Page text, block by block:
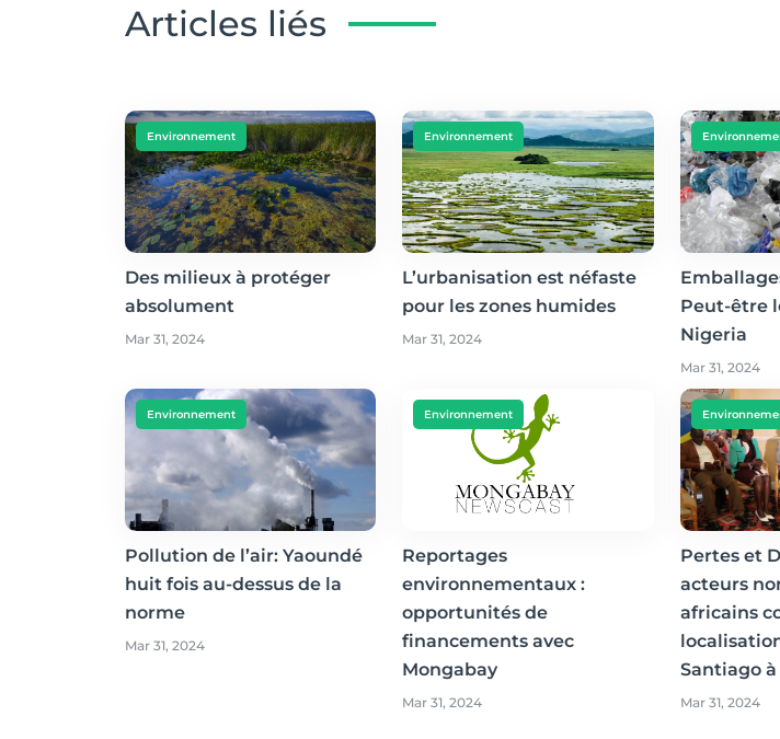
Articles liés
Environnement
Des milieux à protéger
absolument
Mar 31, 2024
Environnement
L’urbanisation est néfaste
pour les zones humides
Mar 31, 2024
Peut-être
Nigeria
Mar 31, 2024
Environnement
Pollution de l’air: Yaoundé
huit fois au-dessus de la
norme
Mar 31, 2024
Environnement
Reportages
environnementaux :
opportunités de
financements avec
Mongabay
Mar 31, 2024
Pertes et
acteurs
africains
Santiago à
Mar 31, 2024